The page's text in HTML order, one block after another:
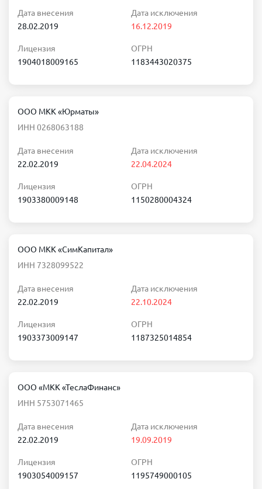
Дата внесения
28.02.2019
Дата исключения
16.12.2019
Лицензия
1904018009165
ОГРН
1183443020375
ООО МКК «Юрматы»
ИНН 0268063188
Дата внесения
22.02.2019
Дата исключения
22.04.2024
Лицензия
1903380009148
ОГРН
1150280004324
ООО МКК «СимКапитал»
ИНН 7328099522
Дата внесения
22.02.2019
Дата исключения
22.10.2024
Лицензия
1903373009147
ОГРН
1187325014854
ООО «МКК «ТеслаФинанс»
ИНН 5753071465
Дата внесения
22.02.2019
Дата исключения
19.09.2019
Лицензия
1903054009157
ОГРН
1195749000105